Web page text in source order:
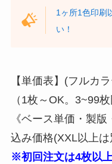
1ヶ所1色印刷
い！
【単価表】(フルカ
（1枚～OK。3~99
《ベース単価・製
込み価格(XXL以上は
※初回注文は4枚以